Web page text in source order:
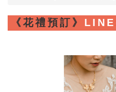
《花禮預訂》 LINE